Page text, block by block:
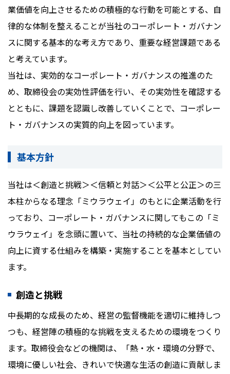
業価値を向上させるための積極的な行動を可能とする、自
律的な体制を整えることが当社のコーポレート・ガバナン
スに関する基本的な考え方であり、重要な経営課題である
と考えています。
当社は、実効的なコーポレート・ガバナンスの推進のた
め、取締役会の実効性評価を行い、その実効性を確認する
とともに、課題を認識し改善していくことで、コーポレー
ト・ガバナンスの実質的向上を図っています。
基本方針
当社は＜創造と挑戦＞＜信頼と対話＞＜公平と公正＞の三
本柱からなる理念「ミウラウェイ」のもとに企業活動を行
っており、コーポレート・ガバナンスに関してもこの「ミ
ウラウェイ」を念頭に置いて、当社の持続的な企業価値の
向上に資する仕組みを構築・実施することを基本としてい
ます。
創造と挑戦
中長期的な成長のため、経営の監督機能を適切に維持しつ
つも、経営陣の積極的な挑戦を支えるための環境をつくり
ます。取締役会などの機関は、「熱・水・環境の分野で、
環境に優しい社会、きれいで快適な生活の創造に貢献しま